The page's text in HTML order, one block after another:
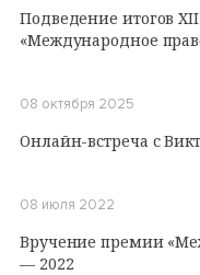
Подведение итогов
«Международное
08 октября 2025
Онлайн-встреча с
08 июля 2022
Вручение премии
— 2022